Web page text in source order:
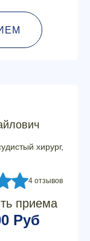
хирург,
4 отзывов
приема
Руб